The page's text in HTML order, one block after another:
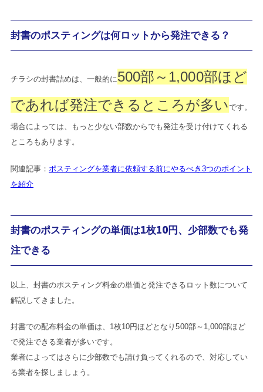
封書のポスティングは何ロットから発注できる？
チラシの封書詰めは、一般的に500部～1,000部ほど
であれば発注できるところが多いです。
場合によっては、もっと少ない部数からでも発注を受け付けてくれる
ところもあります。
関連記事： ポスティングを業者に依頼する前にやるべき3つのポイント
を紹介
封書のポスティングの単価は1枚10円、少部数でも発
注できる
以上、封書のポスティング料金の単価と発注できるロット数について
解説してきました。
封書での配布料金の単価は、1枚10円ほどとなり500部～1,000部ほど
で発注できる業者が多いです。
業者によってはさらに少部数でも請け負ってくれるので、対応してい
る業者を探しましょう。